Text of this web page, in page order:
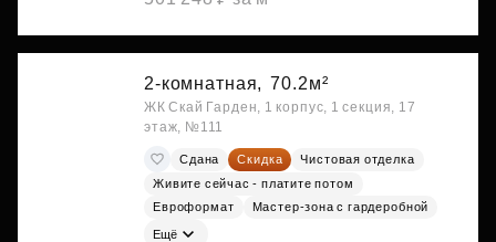
2-комнатная, 70.2м²
ЖК Скай Гарден, 1 корпус, 1 секция, 17
этаж, №111
Сдана Скидка
Чистовая отделка
Живите сейчас - платите потом
Евроформат
Мастер-зона с гардеробной
Ещё